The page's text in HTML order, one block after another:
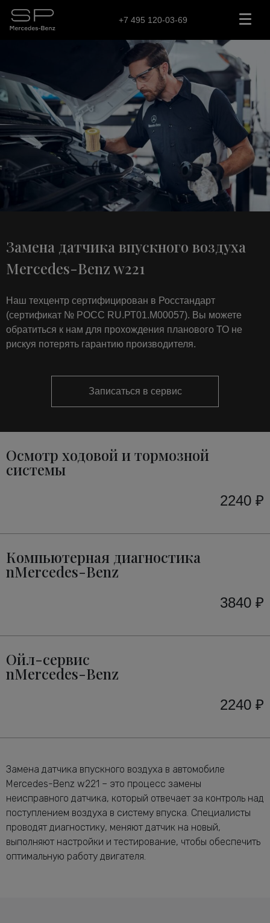
+7 495 120-03-69
Замена датчика впускного воздуха
Mercedes-Benz w221
Наш техцентр сертифицирован в Росстандарт
(сертификат № РОСС RU.РТ01.М00057). Вы можете
обратиться к нам для прохождения планового ТО не
рискуя потерять гарантию производителя.
Записаться в сервис
Осмотр ходовой и тормозной
системы
2240 ₽
Компьютерная диагностика
nMercedes-Benz
3840 ₽
Ойл-сервис
nMercedes-Benz
2240 ₽
Замена датчика впускного воздуха в автомобиле
Mercedes-Benz w221 – это процесс замены
неисправного датчика, который отвечает за контроль над
поступлением воздуха в систему впуска. Специалисты
проводят диагностику, меняют датчик на новый,
выполняют настройки и тестирование, чтобы обеспечить
оптимальную работу двигателя.